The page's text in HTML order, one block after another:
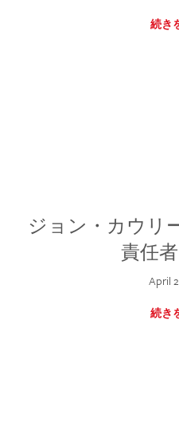
続き
ジョン・カウリ
責任
April
続き